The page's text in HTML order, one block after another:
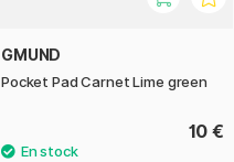
GMUND
Pocket Pad Carnet Lime green
10 €